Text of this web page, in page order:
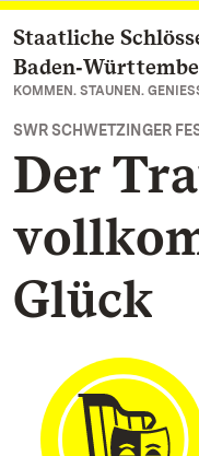
Zum Hauptinhalt
Staatliche
KOMMEN. STAUNEN.
SWR SCHWETZINGER
Der
Glück